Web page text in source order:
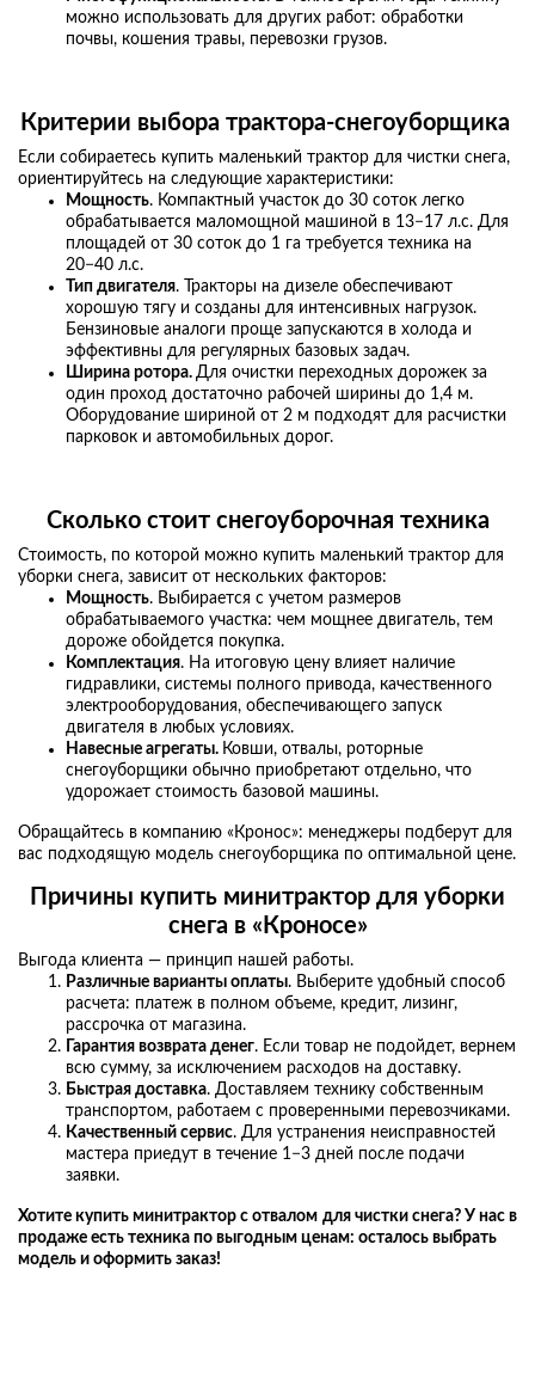
можно использовать для других работ: обработки
почвы, кошения травы, перевозки грузов.
Критерии выбора трактора-снегоуборщика
Если собираетесь купить маленький трактор для чистки снега,
ориентируйтесь на следующие характеристики:
Мощность. Компактный участок до 30 соток легко
обрабатывается маломощной машиной в 13−17 л.с. Для
площадей от 30 соток до 1 га требуется техника на
20−40 л.с.
Тип двигателя. Тракторы на дизеле обеспечивают
хорошую тягу и созданы для интенсивных нагрузок.
Бензиновые аналоги проще запускаются в холода и
эффективны для регулярных базовых задач.
Ширина ротора. Для очистки переходных дорожек за
один проход достаточно рабочей ширины до 1,4 м.
Оборудование шириной от 2 м подходят для расчистки
парковок и автомобильных дорог.
Сколько стоит снегоуборочная техника
Стоимость, по которой можно купить маленький трактор для
уборки снега, зависит от нескольких факторов:
Мощность. Выбирается с учетом размеров
обрабатываемого участка: чем мощнее двигатель, тем
дороже обойдется покупка.
Комплектация. На итоговую цену влияет наличие
гидравлики, системы полного привода, качественного
электрооборудования, обеспечивающего запуск
двигателя в любых условиях.
Навесные агрегаты. Ковши, отвалы, роторные
снегоуборщики обычно приобретают отдельно, что
удорожает стоимость базовой машины.
Обращайтесь в компанию «Кронос»: менеджеры подберут для
вас подходящую модель снегоуборщика по оптимальной цене.
Причины купить минитрактор для уборки
снега в «Кроносе»
Выгода клиента — принцип нашей работы.
Различные варианты оплаты. Выберите удобный способ
расчета: платеж в полном объеме, кредит, лизинг,
рассрочка от магазина.
Гарантия возврата денег. Если товар не подойдет, вернем
всю сумму, за исключением расходов на доставку.
Быстрая доставка. Доставляем технику собственным
транспортом, работаем с проверенными перевозчиками.
Качественный сервис. Для устранения неисправностей
мастера приедут в течение 1−3 дней после подачи
заявки.
Хотите купить минитрактор с отвалом для чистки снега? У нас в
продаже есть техника по выгодным ценам: осталось выбрать
модель и оформить заказ!